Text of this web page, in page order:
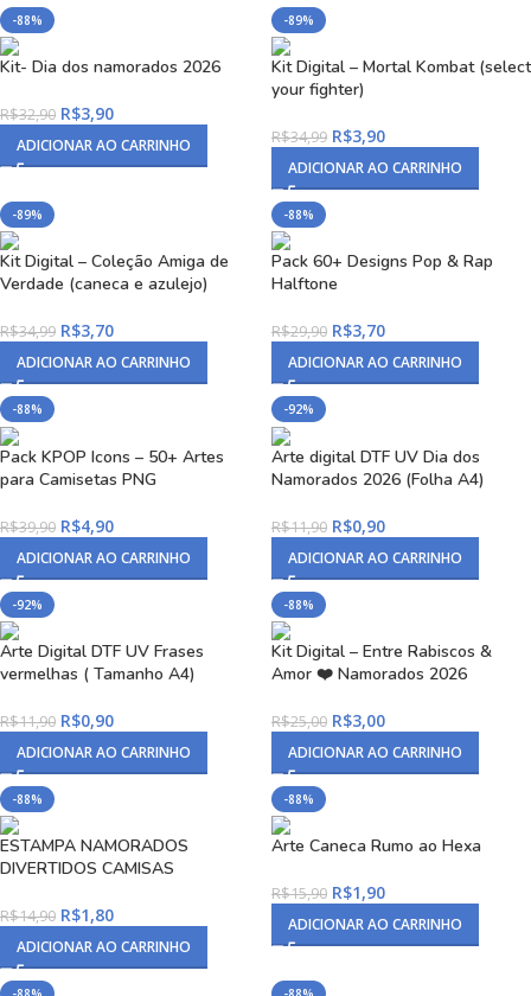
-88%
Kit- Dia dos namorados 2026
R$32,90 R$3,90
ADICIONAR AO CARRINHO
-89%
Kit Digital – Mortal Kombat (select
your fighter)
R$34,99 R$3,90
ADICIONAR AO CARRINHO
-89%
Kit Digital – Coleção Amiga de
Verdade (caneca e azulejo)
R$34,99 R$3,70
ADICIONAR AO CARRINHO
-88%
Pack 60+ Designs Pop & Rap
Halftone
R$29,90 R$3,70
ADICIONAR AO CARRINHO
-88%
Pack KPOP Icons – 50+ Artes
para Camisetas PNG
R$39,90 R$4,90
ADICIONAR AO CARRINHO
-92%
Arte digital DTF UV Dia dos
Namorados 2026 (Folha A4)
R$11,90 R$0,90
ADICIONAR AO CARRINHO
-92%
Arte Digital DTF UV Frases
vermelhas ( Tamanho A4)
R$11,90 R$0,90
ADICIONAR AO CARRINHO
-88%
Kit Digital – Entre Rabiscos &
Amor ❤️ Namorados 2026
R$25,00 R$3,00
ADICIONAR AO CARRINHO
-88%
ESTAMPA NAMORADOS
DIVERTIDOS CAMISAS
R$14,90 R$1,80
ADICIONAR AO CARRINHO
-88%
Arte Caneca Rumo ao Hexa
R$15,90 R$1,90
ADICIONAR AO CARRINHO